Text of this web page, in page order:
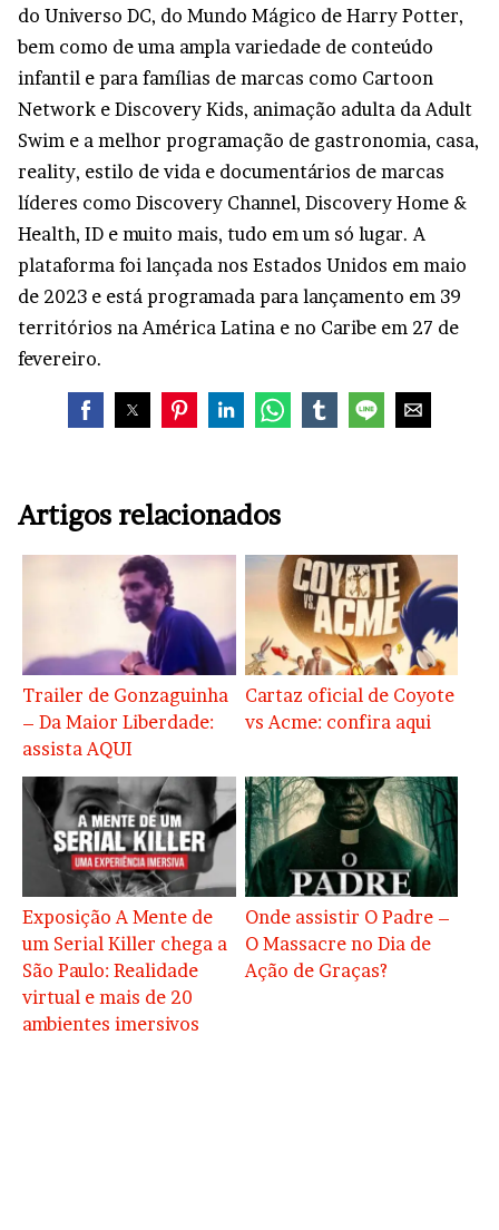
do Universo DC, do Mundo Mágico de Harry Potter,
bem como de uma ampla variedade de conteúdo
infantil e para famílias de marcas como Cartoon
Network e Discovery Kids, animação adulta da Adult
Swim e a melhor programação de gastronomia, casa,
reality, estilo de vida e documentários de marcas
líderes como Discovery Channel, Discovery Home &
Health, ID e muito mais, tudo em um só lugar. A
plataforma foi lançada nos Estados Unidos em maio
de 2023 e está programada para lançamento em 39
territórios na América Latina e no Caribe em 27 de
fevereiro.
Artigos relacionados
Trailer de Gonzaguinha
– Da Maior Liberdade:
assista AQUI
Cartaz oficial de Coyote
vs Acme: confira aqui
Exposição A Mente de
um Serial Killer chega a
São Paulo: Realidade
virtual e mais de 20
ambientes imersivos
Onde assistir O Padre –
O Massacre no Dia de
Ação de Graças?